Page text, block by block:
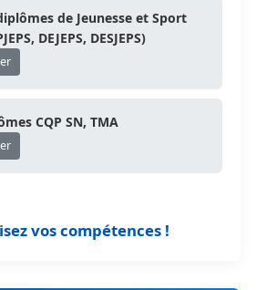
de Jeunesse et Sport
DEJEPS, DESJEPS)
CQP SN, TMA
vos compétences !